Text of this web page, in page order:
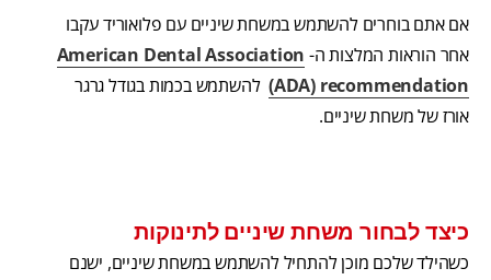
אם אתם בוחרים להשתמש במשחת שיניים עם פלואוריד עקבו
אחר הוראות המלצות ה- American Dental Association
(ADA) recommendation להשתמש בכמות בגודל גרגר
אורז של משחת שיניים.
כיצד לבחור משחת שיניים לתינוקות
כשהילד שלכם מוכן להתחיל להשתמש במשחת שיניים, ישנם